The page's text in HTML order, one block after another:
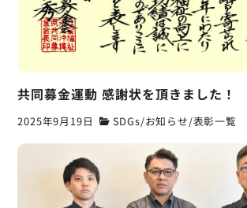
共同募金運動 感謝状を頂きました！
2025年9月19日 SDGs/お知らせ/表彰一覧